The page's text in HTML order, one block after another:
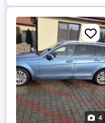
4